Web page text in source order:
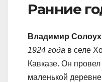
Ранние
Владимир
1924 года в селе
Кавказе. Он провел
маленькой